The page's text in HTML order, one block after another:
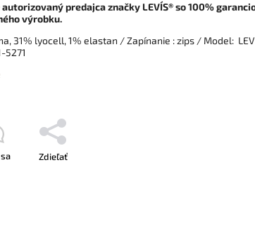
predajca značky LEVI´S® so 100%
výrobku.
31% lyocell, 1% elastan / Zapínanie : zips / Model:
5271
Zdieľať